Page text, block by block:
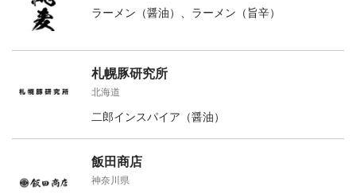
ラーメン（醤油）、ラーメン（旨辛）
札幌豚研究所
北海道
二郎インスパイア（醤油）
飯田商店
神奈川県